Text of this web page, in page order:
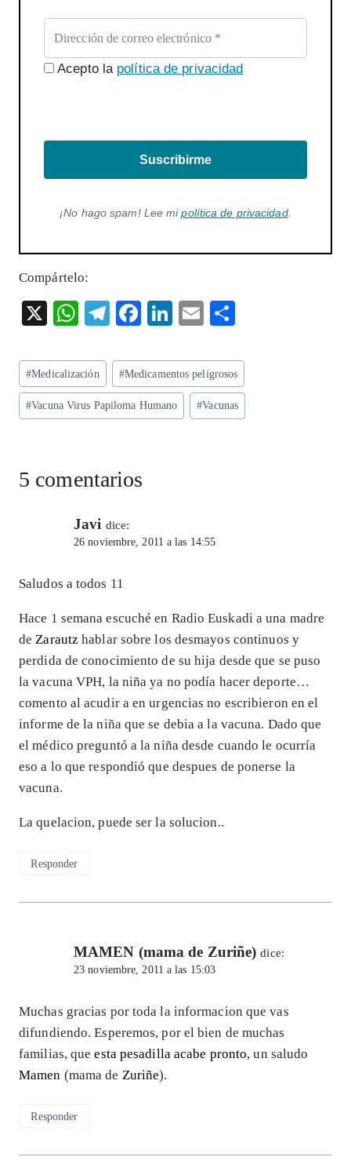
Acepto la política de privacidad
Suscribirme
¡No hago spam! Lee mipolítica de privacidad.
Compártelo:
X
W
ts
A
p
T
eg
ra
m
F
eb
o
o
Li
ke
dI
n
E
ai
l
re
Etiquetas
de
la
#Medicalización #Medicamentos peligrosos
#Vacuna Virus Papiloma Humano #Vacunas
5 comentarios
Javi dice:
26 noviembre, 2011 a las 14:55
Saludos a todos 11
Hace 1 semana escuché en Radio Euskadi a una madre
deZarautzhablar sobre los desmayos continuos y
perdida de conocimiento de su hija desde que se puso
la vacuna VPH, la niña ya no podía hacer deporte…
comento al acudir a en urgencias no escribieron en el
informe de la niña que se debia a la vacuna. Dado que
el médico preguntó a la niña desde cuando le ocurría
eso a lo que respondió que despues de ponerse la
vacuna.
La quelacion, puede ser la solucion..
Responder
MAMEN (mama de Zuriñe) dice:
23 noviembre, 2011 a las 15:03
Muchas gracias por toda la informacion que vas
difundiendo. Esperemos, por el bien de muchas
familias, queesta pesadilla acabe pronto, un saludo
Mamen (mama de Zuriñe).
Responder